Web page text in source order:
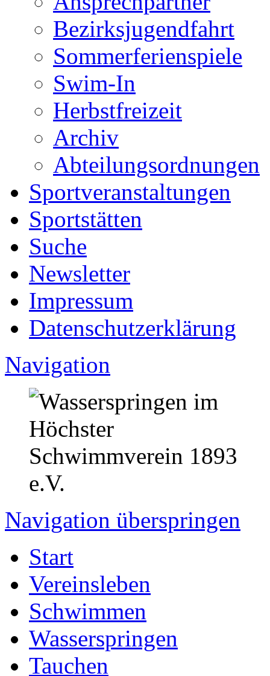
Bezirksjugendfahrt
Sommerferienspiele
Swim-In
Herbstfreizeit
Archiv
Abteilungsordnungen
Sportveranstaltungen
Sportstätten
Suche
Newsletter
Impressum
Datenschutzerklärung
Navigation
Navigation überspringen
Start
Vereinsleben
Schwimmen
Wasserspringen
Tauchen